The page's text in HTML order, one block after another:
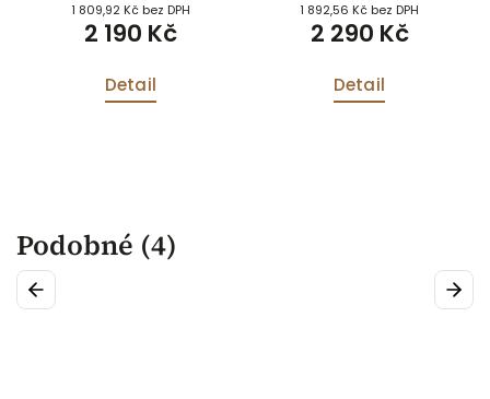
1 809,92 Kč bez DPH
2 190 Kč
Detail
1 892,56 Kč bez DPH
2 290 Kč
Detail
Podobné (4)
Previous Next